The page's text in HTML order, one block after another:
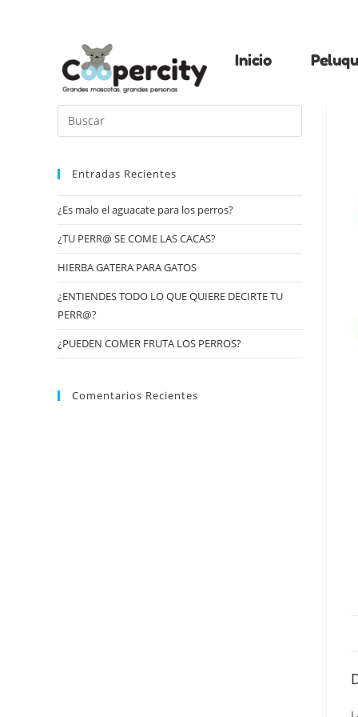
Inicio
Entradas Recientes
¿Es malo el aguacate para los perros?
¿TU PERR@ SE COME LAS CACAS?
HIERBA GATERA PARA GATOS
¿ENTIENDES TODO LO QUE QUIERE DECIRTE TU
PERR@?
¿PUEDEN COMER FRUTA LOS PERROS?
Comentarios Recientes